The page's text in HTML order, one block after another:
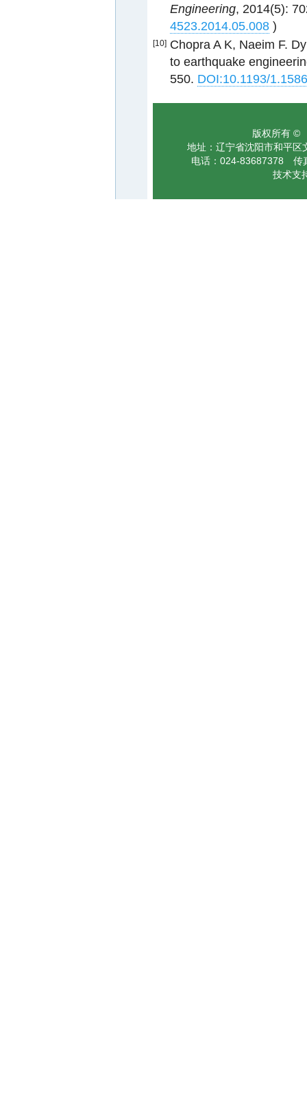
Engineering, 2014(5):
4523.2014.05.008 )
[10] Chopra A K, Naeim F.
to earthquake
550. DOI:10.1193/